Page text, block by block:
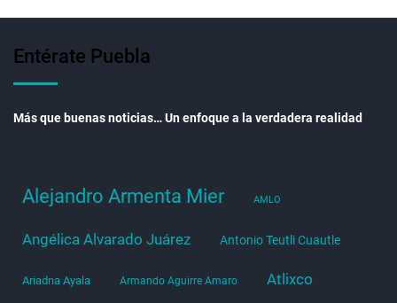
Entérate Puebla
Más que buenas noticias… Un enfoque a la verdadera realidad
Alejandro Armenta Mier AMLO
Angélica Alvarado Juárez Antonio Teutli Cuautle
Ariadna Ayala Armando Aguirre Amaro Atlixco